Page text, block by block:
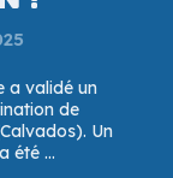
a validé un
de
Un
été ...